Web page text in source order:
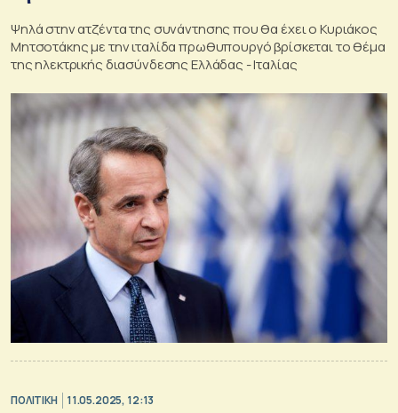
Ψηλά στην ατζέντα της συνάντησης που θα έχει ο Κυριάκος
Μητσοτάκης με την ιταλίδα πρωθυπουργό βρίσκεται το θέμα
της ηλεκτρικής διασύνδεσης Ελλάδας - Ιταλίας
ΠΟΛΙΤΙΚΗ 11.05.2025, 12:13